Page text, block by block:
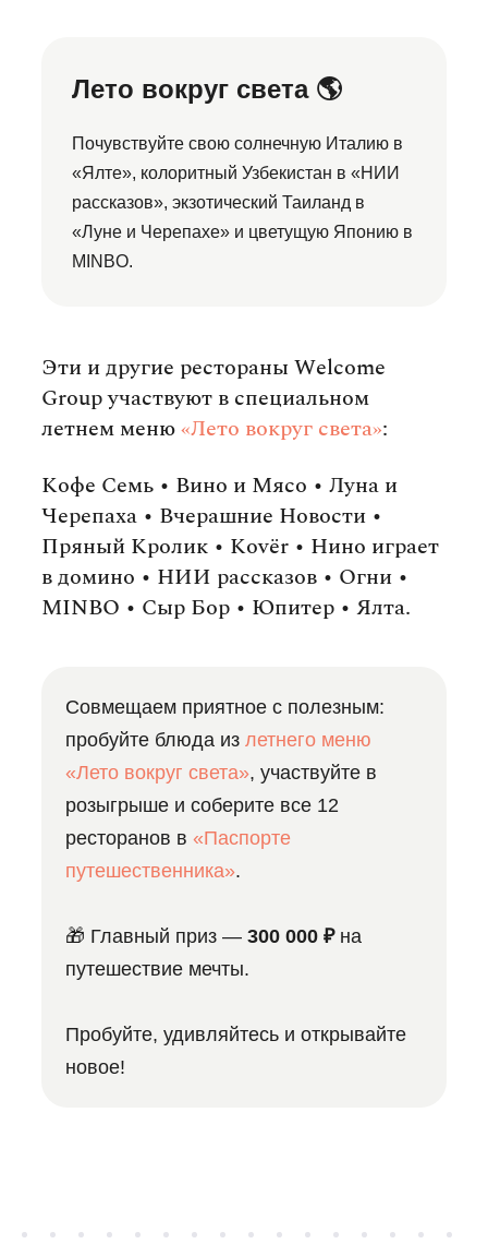
Лето вокруг света 🌎
Почувствуйте свою солнечную Италию в
«Ялте», колоритный Узбекистан в «НИИ
рассказов», экзотический Таиланд в
«Луне и Черепахе» и цветущую Японию в
MINBO.
Эти и другие рестораны Welcome
Group участвуют в специальном
летнем меню«Лето вокруг света»:
Кофе Семь • Вино и Мясо • Луна и
Черепаха • Вчерашние Новости •
Пряный Кролик • Kovёr • Нино играет
в домино • НИИ рассказов • Огни •
MINBO • Сыр Бор • Юпитер • Ялта.
Совмещаем приятное с полезным:
пробуйте блюда из летнего меню
«Лето вокруг света», участвуйте в
розыгрыше и соберите все 12
ресторанов в «Паспорте
путешественника».
🎁 Главный приз — 300 000 ₽на
путешествие мечты.
Пробуйте, удивляйтесь и открывайте
новое!